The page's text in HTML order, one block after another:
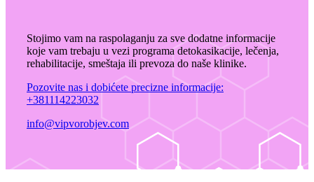
Stojimo vam na raspolaganju za sve dodatne informacije
koje vam trebaju u vezi programa detokasikacije, lečenja,
rehabilitacije, smeštaja ili prevoza do naše klinike.
Pozovite nas i dobićete precizne informacije:
+381114223032
info@vipvorobjev.com